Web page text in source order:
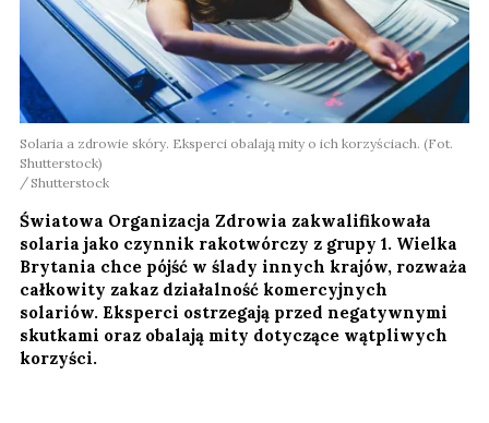
Solaria a zdrowie skóry. Eksperci obalają mity o ich korzyściach. (Fot.
Shutterstock)
Shutterstock
Światowa Organizacja Zdrowia zakwalifikowała
solaria jako czynnik rakotwórczy z grupy 1. Wielka
Brytania chce pójść w ślady innych krajów, rozważa
całkowity zakaz działalność komercyjnych
solariów. Eksperci ostrzegają przed negatywnymi
skutkami oraz obalają mity dotyczące wątpliwych
korzyści.